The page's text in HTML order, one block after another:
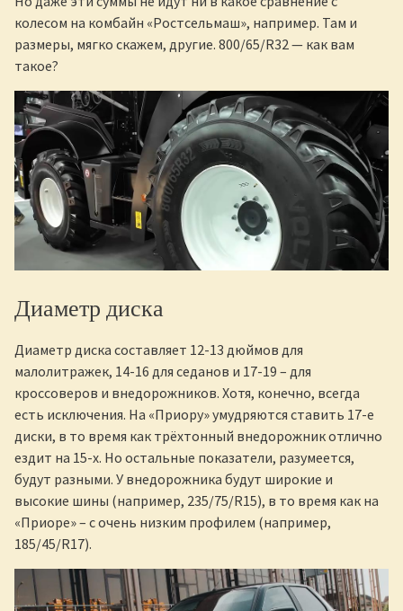
колесом на комбайн «Ростсельмаш», например. Там и
размеры, мягко скажем, другие. 800/65/R32 — как вам
такое?
Диаметр диска
Диаметр диска составляет 12-13 дюймов для
малолитражек, 14-16 для седанов и 17-19 – для
кроссоверов и внедорожников. Хотя, конечно, всегда
есть исключения. На «Приору» умудряются ставить 17-е
диски, в то время как трёхтонный внедорожник отлично
ездит на 15-х. Но остальные показатели, разумеется,
будут разными. У внедорожника будут широкие и
высокие шины (например, 235/75/R15), в то время как на
«Приоре» – с очень низким профилем (например,
185/45/R17).